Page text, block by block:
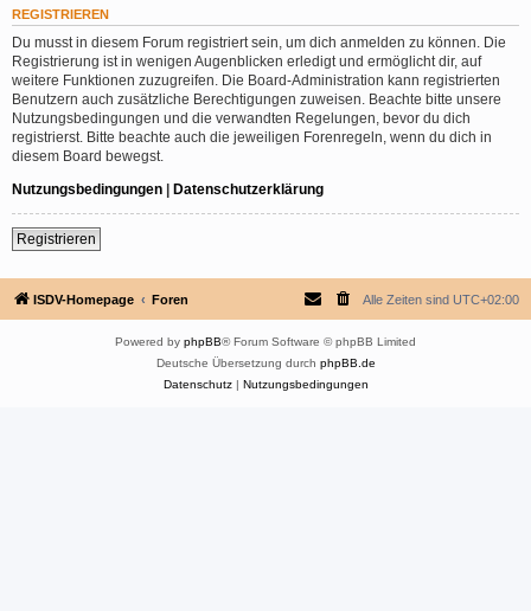
REGISTRIEREN
Du musst in diesem Forum registriert sein, um dich anmelden zu können. Die
Registrierung ist in wenigen Augenblicken erledigt und ermöglicht dir, auf
weitere Funktionen zuzugreifen. Die Board-Administration kann registrierten
Benutzern auch zusätzliche Berechtigungen zuweisen. Beachte bitte unsere
Nutzungsbedingungen und die verwandten Regelungen, bevor du dich
registrierst. Bitte beachte auch die jeweiligen Forenregeln, wenn du dich in
diesem Board bewegst.
Nutzungsbedingungen | Datenschutzerklärung
Registrieren
ISDV-Homepage Foren Alle Zeiten sind UTC+02:00
Powered by phpBB® Forum Software © phpBB Limited
Deutsche Übersetzung durch phpBB.de
Datenschutz| Nutzungsbedingungen